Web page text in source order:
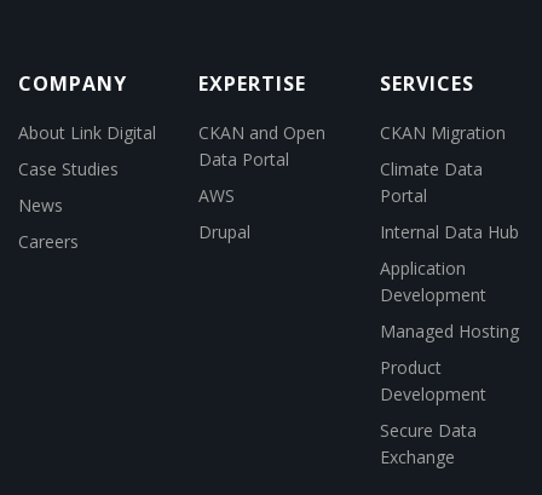
COMPANY
About Link Digital
Case Studies
News
Careers
EXPERTISE
CKAN and Open
Data Portal
AWS
Drupal
SERVICES
CKAN Migration
Climate Data
Portal
Internal Data Hub
Application
Development
Managed Hosting
Product
Development
Secure Data
Exchange